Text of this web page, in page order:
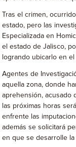
Tras el crimen,
estado, pero las
Especializada en
el estado de Jalisco,
logrando ubicarlo en
Agentes de
aquella zona, donde
aprehensión, acusado
las próximas horas
enfrente las
además se solicitará
en que se desarrolle la